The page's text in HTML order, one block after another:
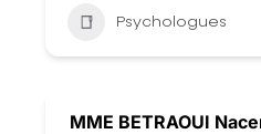
Psychologues
MME BETRAOUI